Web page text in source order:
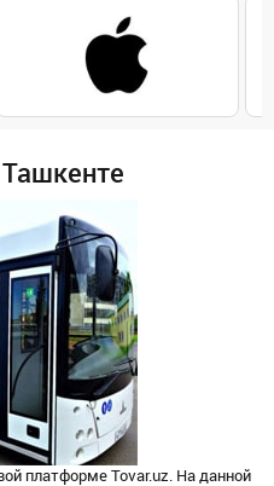
платформе Tovar.uz. На данной